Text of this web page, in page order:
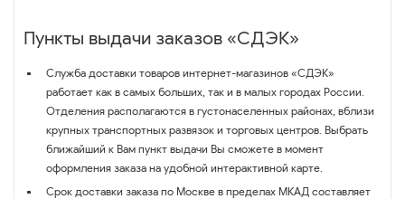
Пункты выдачи заказов «СДЭК»
Служба доставки товаров интернет-магазинов «СДЭК»
работает как в самых больших, так и в малых городах России.
Отделения располагаются в густонаселенных районах, вблизи
крупных транспортных развязок и торговых центров. Выбрать
ближайший к Вам пункт выдачи Вы сможете в момент
оформления заказа на удобной интерактивной карте.
Срок доставки заказа по Москве в пределах МКАД составляет